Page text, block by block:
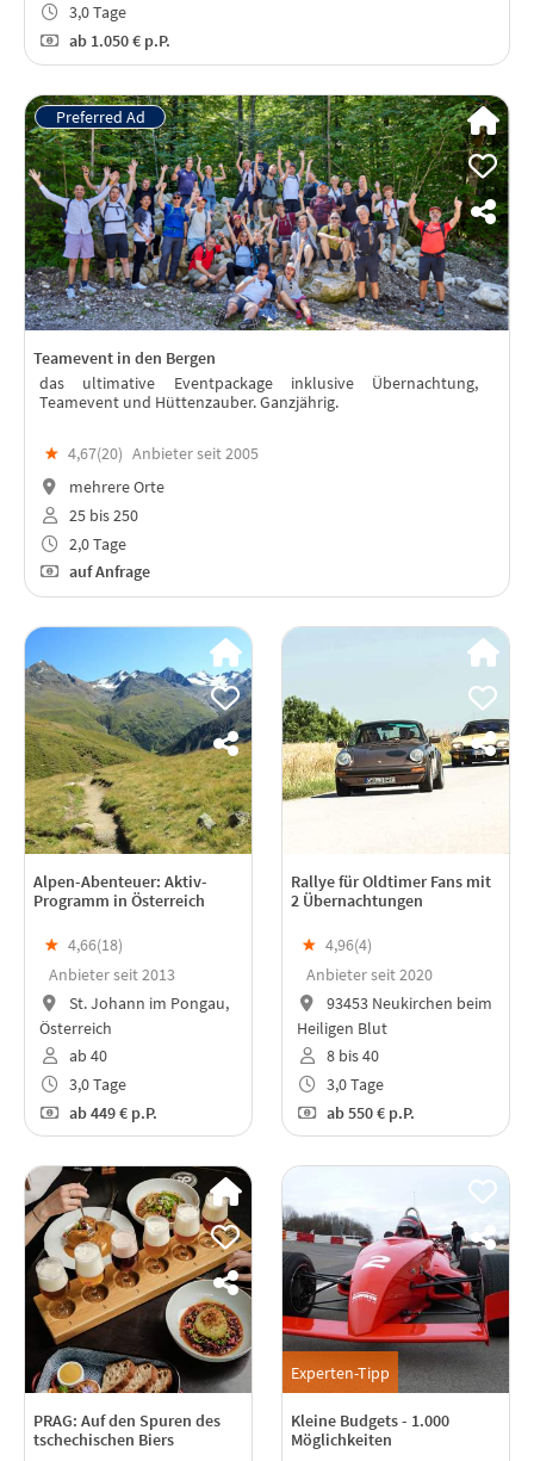
3,0 Tage
ab1.050 € p.P.
Teamevent in den Bergen
das ultimative Eventpackage inklusive Übernachtung,
Teamevent und Hüttenzauber. Ganzjährig.
★ 4,67(20) Anbieter seit 2005
mehrere Orte
25 bis 250
2,0 Tage
auf Anfrage
Alpen-Abenteuer: Aktiv-
Programm in Österreich
★ 4,66(18)
Anbieter seit 2013
St. Johann im Pongau,
Österreich
ab 40
3,0 Tage
ab449 € p.P.
Rallye für Oldtimer Fans mit
2 Übernachtungen
★ 4,96(4)
Anbieter seit 2020
93453 Neukirchen beim
Heiligen Blut
8 bis 40
3,0 Tage
ab550 € p.P.
PRAG: Auf den Spuren des
tschechischen Biers
Experten-Tipp
Kleine Budgets - 1.000
Möglichkeiten